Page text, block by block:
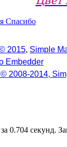
Спасибо
2015, Simple
Embedder
2008-2014,
0.704 секунд.